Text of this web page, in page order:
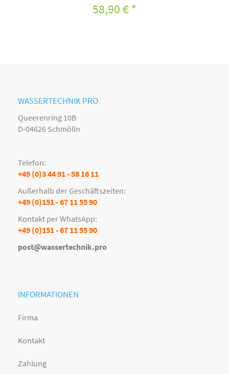
58,90 €*
WASSERTECHNIK PRO
Queerenring 10B
D-04626 Schmölln
Telefon:
+49 (0)3 44 91 - 58 16 11
Außerhalb der Geschäftszeiten:
+49 (0)151 - 67 11 55 90
Kontakt per WhatsApp:
+49 (0)151 - 67 11 55 90
post@wassertechnik.pro
INFORMATIONEN
Firma
Kontakt
Zahlung